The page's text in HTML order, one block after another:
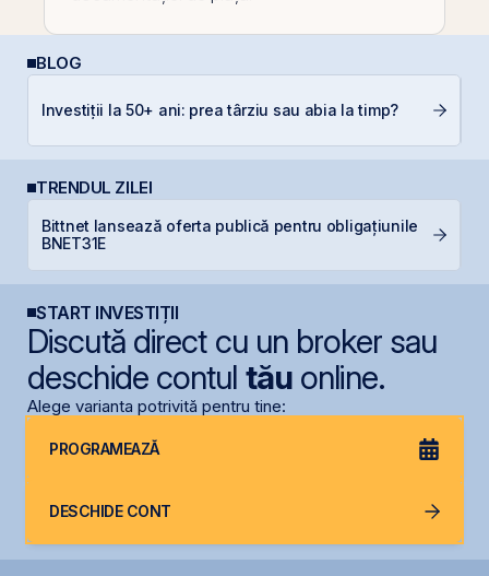
BLOG
Investiții la 50+ ani: prea târziu sau abia la timp?
TRENDUL ZILEI
Bittnet lansează oferta publică pentru obligațiunile
BNET31E
START INVESTIȚII
Discută direct cu un broker sau
deschide contul tăuonline.
Alege varianta potrivită pentru tine:
PROGRAMEAZĂ
DESCHIDE CONT